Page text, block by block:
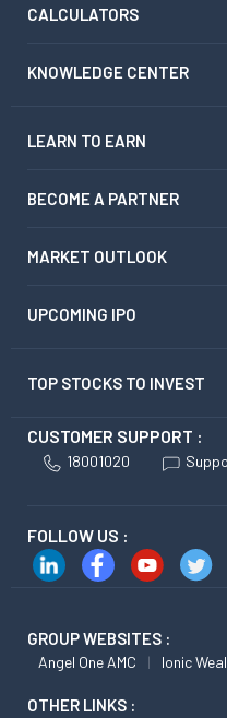
CALCULATORS
KNOWLEDGE CENTER
LEARN TO EARN
BECOME A PARTNER
MARKET OUTLOOK
UPCOMING IPO
TOP STOCKS TO INVEST
CUSTOMER SUPPORT :
18001020
FOLLOW US :
GROUP WEBSITES :
Angel One AMC Ionic
OTHER LINKS :